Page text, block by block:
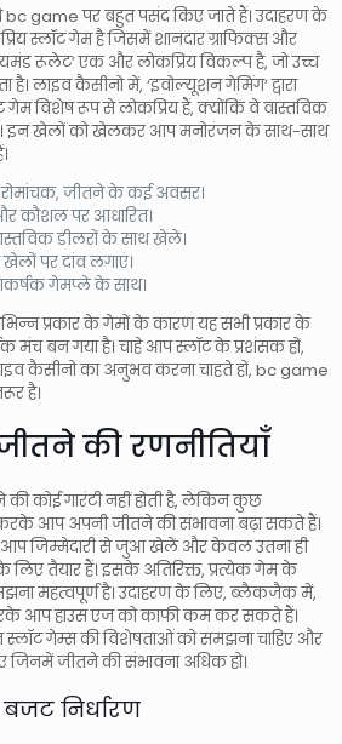
game पर बहुत पसंद किए जाते हैं। उदाहरण के
स्लॉट गेम है जिसमें शानदार ग्राफिक्स और
रूलेट’ एक और लोकप्रिय विकल्प है, जो उच्च
है। लाइव कैसीनो में, ‘इवोल्यूशन गेमिंग’ द्वारा
विशेष रूप से लोकप्रिय हैं, क्योंकि वे वास्तविक
इन खेलों को खेलकर आप मनोरंजन के साथ-साथ
जीतने के कई अवसर।
कौशल पर आधारित।
डीलरों के साथ खेलें।
खेलों पर दांव लगाएं।
गेमप्ले के साथ।
प्रकार के गेमों के कारण यह सभी प्रकार के
मंच बन गया है। चाहे आप स्लॉट के प्रशंसक हों,
कैसीनो का अनुभव करना चाहते हों, bc game
है।
की रणनीतियाँ
कोई गारंटी नहीं होती है, लेकिन कुछ
आप अपनी जीतने की संभावना बढ़ा सकते हैं।
आप जिम्मेदारी से जुआ खेलें और केवल उतना ही
लिए तैयार हैं। इसके अतिरिक्त, प्रत्येक गेम के
महत्वपूर्ण है। उदाहरण के लिए, ब्लैकजैक में,
आप हाउस एज को काफी कम कर सकते हैं।
गेम्स की विशेषताओं को समझना चाहिए और
जिनमें जीतने की संभावना अधिक हो।
निर्धारण